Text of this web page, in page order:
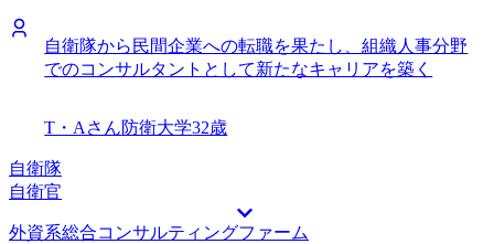
自衛隊から民間企業への転職を果たし、組織人事分野
でのコンサルタントとして新たなキャリアを築く
T・Aさん防衛大学32歳
自衛隊
自衛官
外資系総合コンサルティングファーム